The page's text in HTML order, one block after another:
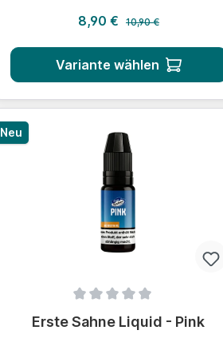
Verkaufspreis:
8,90 € Regulärer Preis:
10,90 €
Variante wählen
Neu
Durchschnittliche Bewertung von
Erste Sahne Liquid - Pink